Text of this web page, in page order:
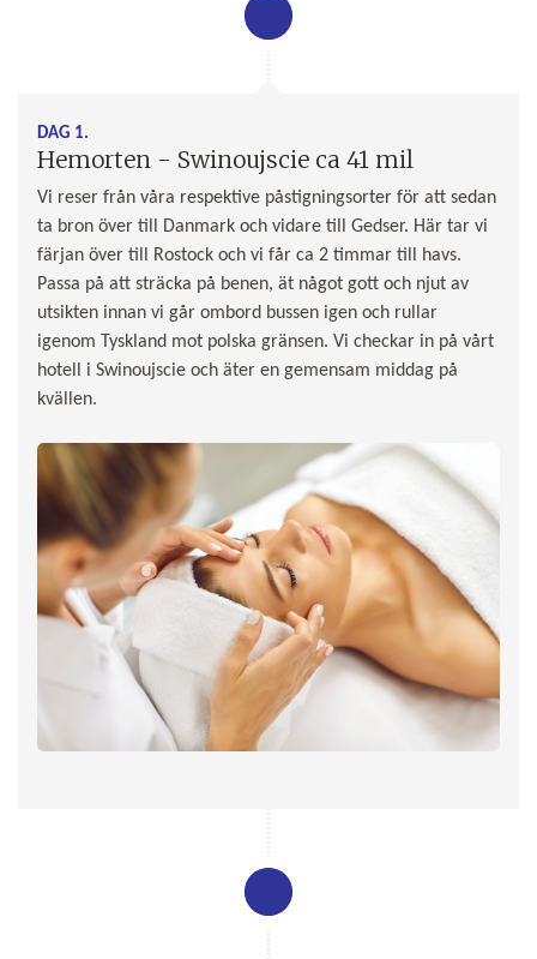
DAG 1.
Hemorten - Swinoujscie ca 41 mil
Vi reser från våra respektive påstigningsorter för att sedan
ta bron över till Danmark och vidare till Gedser. Här tar vi
färjan över till Rostock och vi får ca 2 timmar till havs.
Passa på att sträcka på benen, ät något gott och njut av
utsikten innan vi går ombord bussen igen och rullar
igenom Tyskland mot polska gränsen. Vi checkar in på vårt
hotell i Swinoujscie och äter en gemensam middag på
kvällen.